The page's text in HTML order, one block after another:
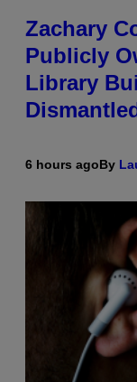
Zachary
Publicly
Library
6 hours agoBy